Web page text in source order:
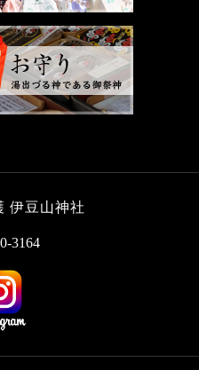
伊豆山神社
3164